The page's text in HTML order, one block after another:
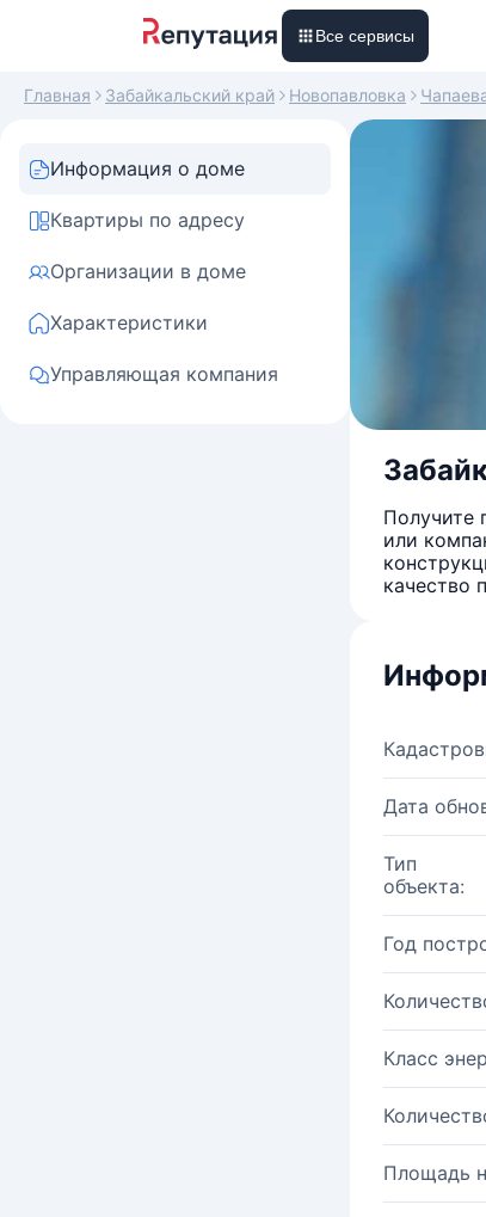
Все сервисы
Главная Забайкальский край Новопавловка
Информация о доме
Квартиры по адресу
Организации в доме
Характеристики
Управляющая компания
Получите
или
качество
Дата
Тип
объекта:
Год
Класс
Площадь